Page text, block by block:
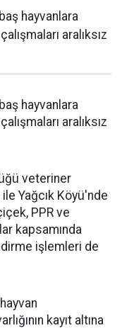
hayvanlara
aralıksız
hayvanlara
aralıksız
veteriner
Yağcık Köyü'nde
PPR ve
kapsamında
işlemleri de
kayıt altına